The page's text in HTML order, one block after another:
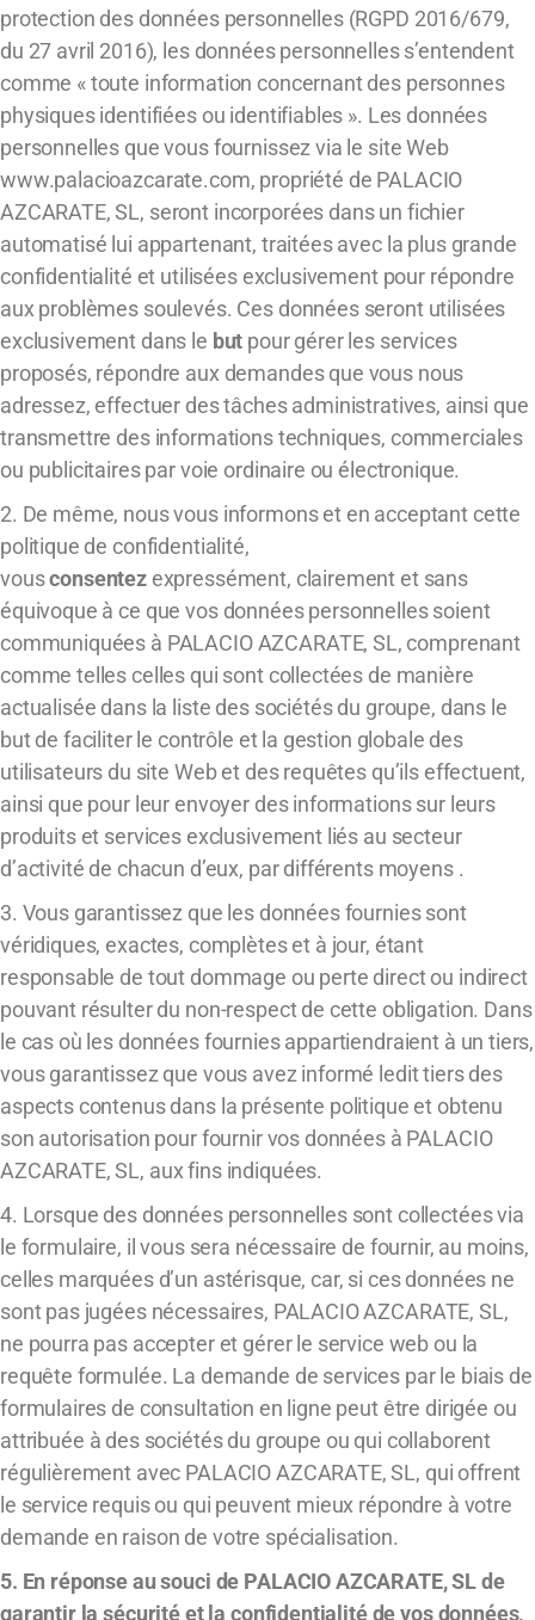
protection des données personnelles (RGPD 2016/679,
du 27 avril 2016), les données personnelles s’entendent
comme « toute information concernant des personnes
physiques identifiées ou identifiables ». Les données
personnelles que vous fournissez via le site Web
www.palacioazcarate.com, propriété de PALACIO
AZCARATE, SL, seront incorporées dans un fichier
automatisé lui appartenant, traitées avec la plus grande
confidentialité et utilisées exclusivement pour répondre
aux problèmes soulevés. Ces données seront utilisées
exclusivement dans le but pour gérer les services
proposés, répondre aux demandes que vous nous
adressez, effectuer des tâches administratives, ainsi que
transmettre des informations techniques, commerciales
ou publicitaires par voie ordinaire ou électronique.
2. De même, nous vous informons et en acceptant cette
politique de confidentialité,
vousconsentezexpressément, clairement et sans
équivoque à ce que vos données personnelles soient
communiquées à PALACIO AZCARATE, SL, comprenant
comme telles celles qui sont collectées de manière
actualisée dans la liste des sociétés du groupe, dans le
but de faciliter le contrôle et la gestion globale des
utilisateurs du site Web et des requêtes qu’ils effectuent,
ainsi que pour leur envoyer des informations sur leurs
produits et services exclusivement liés au secteur
d’activité de chacun d’eux, par différents moyens .
3. Vous garantissez que les données fournies sont
véridiques, exactes, complètes et à jour, étant
responsable de tout dommage ou perte direct ou indirect
pouvant résulter du non-respect de cette obligation. Dans
le cas où les données fournies appartiendraient à un tiers,
vous garantissez que vous avez informé ledit tiers des
aspects contenus dans la présente politique et obtenu
son autorisation pour fournir vos données à PALACIO
AZCARATE, SL, aux fins indiquées.
4. Lorsque des données personnelles sont collectées via
le formulaire, il vous sera nécessaire de fournir, au moins,
celles marquées d’un astérisque, car, si ces données ne
sont pas jugées nécessaires, PALACIO AZCARATE, SL,
ne pourra pas accepter et gérer le service web ou la
requête formulée. La demande de services par le biais de
formulaires de consultation en ligne peut être dirigée ou
attribuée à des sociétés du groupe ou qui collaborent
régulièrement avec PALACIO AZCARATE, SL, qui offrent
le service requis ou qui peuvent mieux répondre à votre
demande en raison de votre spécialisation.
5. En réponse au souci de PALACIO AZCARATE, SL de
garantir la sécurité et la confidentialité de vos données,